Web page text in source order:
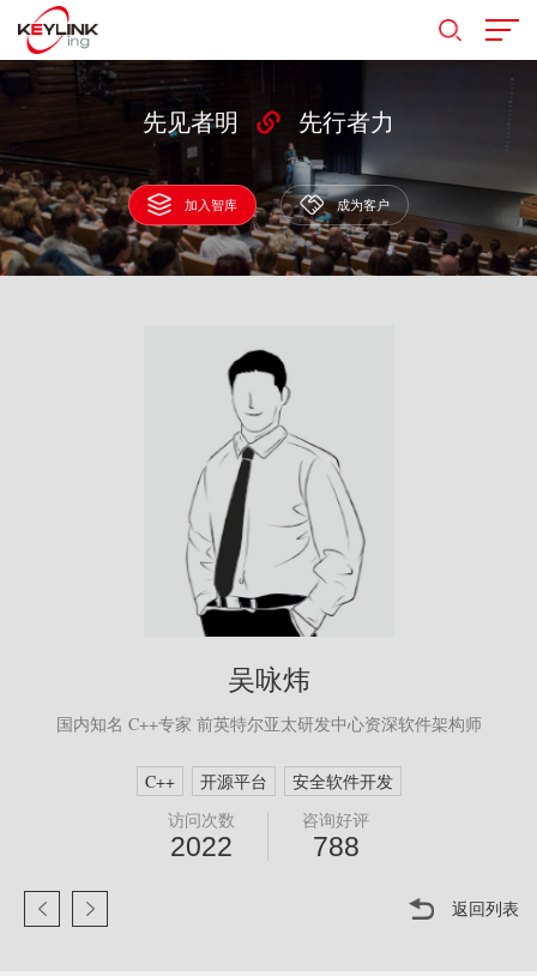
先见者明 先行者力
加入智库 成为客户
吴咏炜
国内知名 C++专家 前英特尔亚太研发中心资深软件架构师
C++ 开源平台
安全软件开发
访问次数
2022
咨询好评
788
返回列表